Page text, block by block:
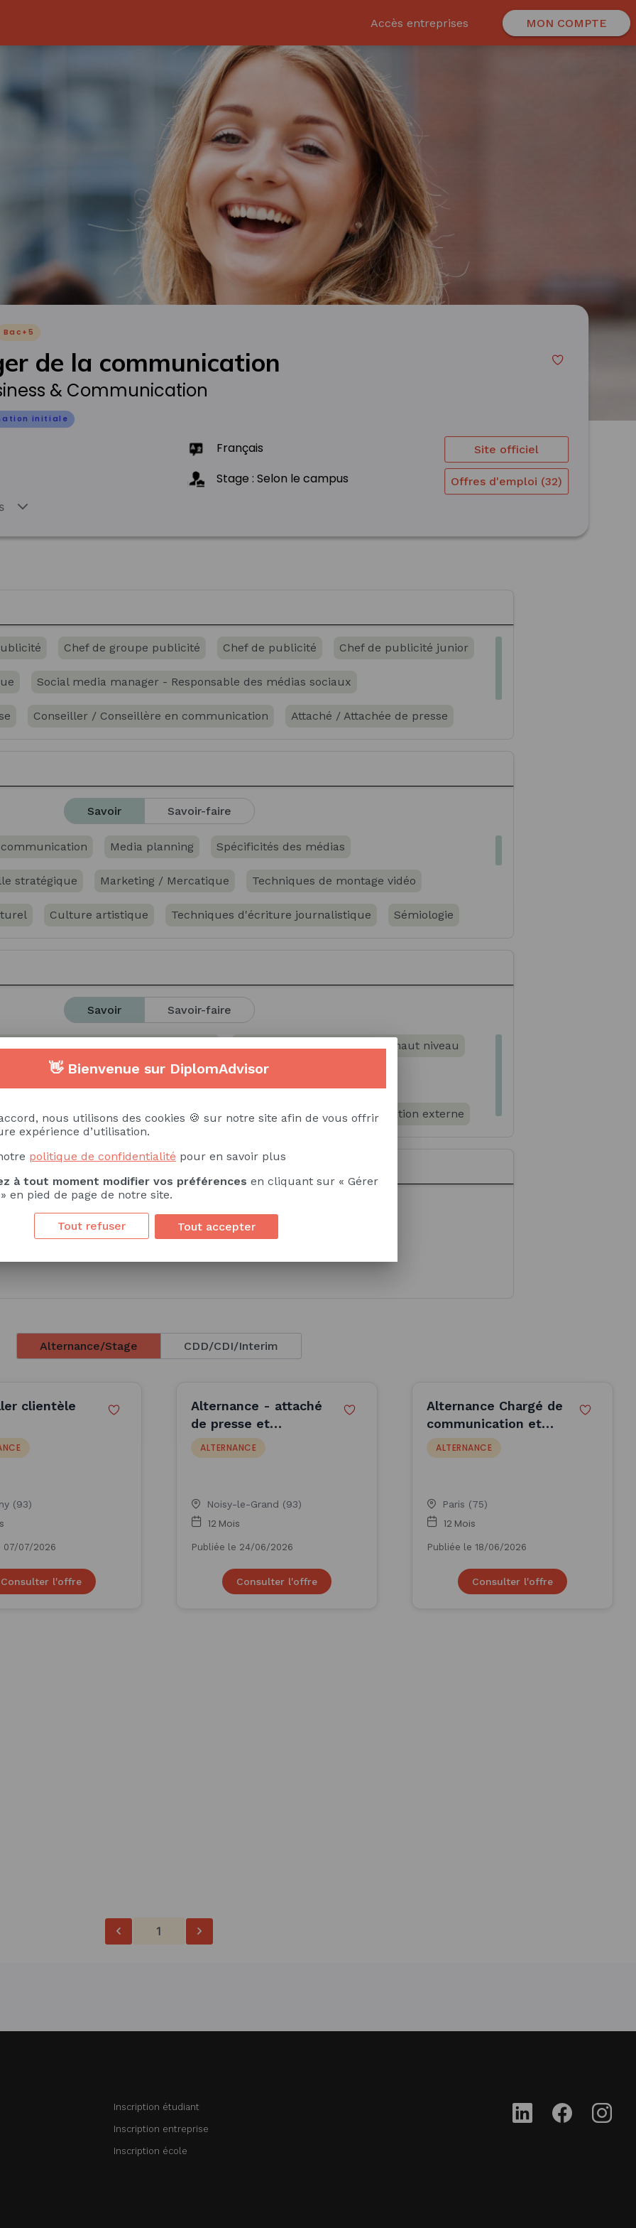
Accès entreprises MON COMPTE
Bac+5
de la communication
& Communication
initiale
Français
Stage : Selon le campus
Site officiel
Offres d'emploi (32)
Chef de groupe publicité Chef de publicité Chef de publicité junior
Social media manager - Responsable des médias sociaux
Conseiller / Conseillère en communication Attaché / Attachée de presse
Savoir Savoir-faire
Media planning Spécificités des médias
stratégique Marketing / Mercatique Techniques de montage vidéo
Culture artistique Techniques d'écriture journalistique Sémiologie
UI Design Site web Référencement web Rédaction de contenu web
Techniques de storytelling - communication narrative
Communication interculturelle Identité de marque
d'évènements Scénographie Graphisme
Langue étrangère - Anglais
Savoir Savoir-faire
du sport et des activités sportives Réglementation du sport de haut niveau
sportifs Techniques de communication
Sociétale des Entreprises (RSE) Stratégies de communication externe
Alternance/Stage CDD/CDI/Interim
clientèle
(93)
07/07/2026
Consulter l'offre
Alternance - attaché
de presse et
journalisme interne
F/H (H/F)
ALTERNANCE
Noisy-le-Grand (93)
12 Mois
Publiée le 24/06/2026
Consulter l'offre
Alternance Chargé de
communication et
réseaux sociaux H/F
- Paris (F/H)
ALTERNANCE
Paris (75)
12 Mois
Publiée le 18/06/2026
Consulter l'offre
1
Inscription étudiant
Inscription entreprise
Inscription école
👋 Bienvenue sur DiplomAdvisor
nous utilisons des cookies 🍪 sur notre site afin de vous offrir
expérience d’utilisation.
politique de confidentialité pour en savoir plus
à tout moment modifier vos préférences en cliquant sur « Gérer
en pied de page de notre site.
Tout refuser Tout accepter